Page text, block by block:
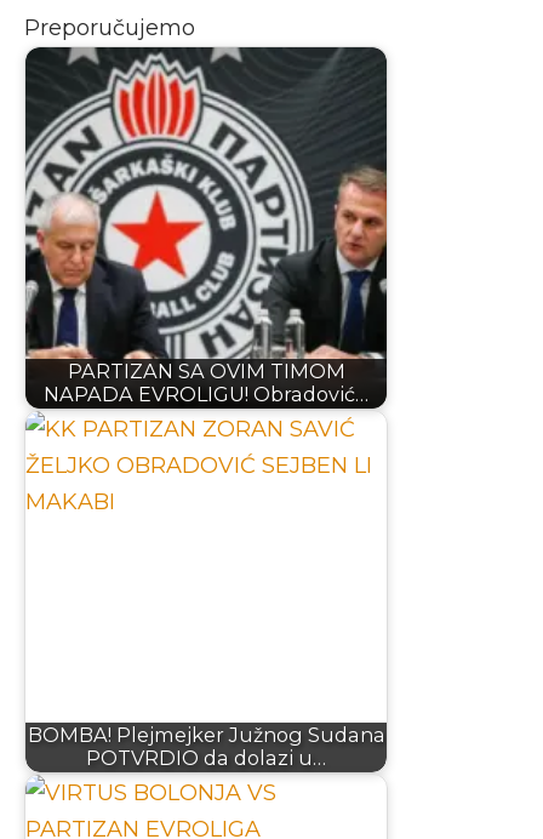
Preporučujemo
PARTIZAN SA OVIM TIMOM
NAPADA EVROLIGU! Obradović…
BOMBA! Plejmejker Južnog Sudana
POTVRDIO da dolazi u…